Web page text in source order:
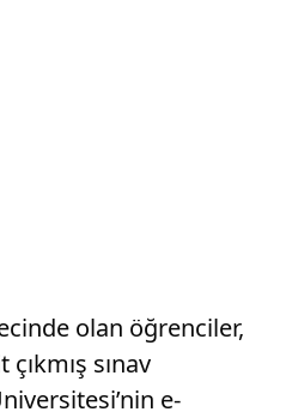
olan öğrenciler,
sınav
e-